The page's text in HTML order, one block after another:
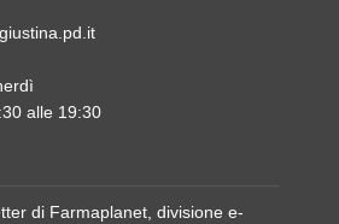
alle 19:30
di Farmaplanet, divisione e-